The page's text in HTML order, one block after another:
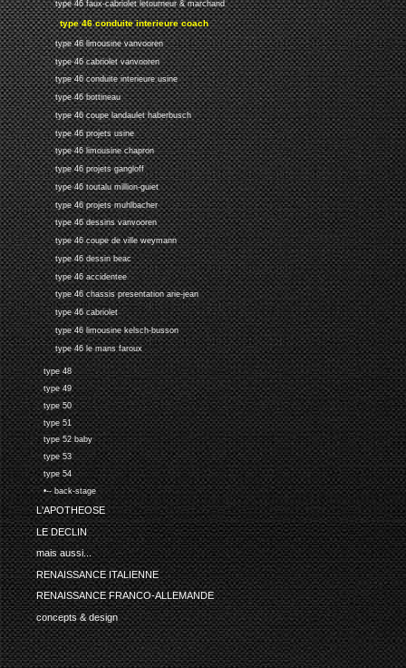
type 46 faux-cabriolet letourneur & marchand
type 46 conduite interieure coach
type 46 limousine vanvooren
type 46 cabriolet vanvooren
type 46 conduite interieure usine
type 46 bottineau
type 46 coupe landaulet haberbusch
type 46 projets usine
type 46 limousine chapron
type 46 projets gangloff
type 46 toutalu million-guiet
type 46 projets muhlbacher
type 46 dessins vanvooren
type 46 coupe de ville weymann
type 46 dessin beac
type 46 accidentee
type 46 chassis presentation arie-jean
type 46 cabriolet
type 46 limousine kelsch-busson
type 46 le mans faroux
type 48
type 49
type 50
type 51
type 52 baby
type 53
type 54
•-- back-stage
L'APOTHEOSE
LE DECLIN
mais aussi...
RENAISSANCE ITALIENNE
RENAISSANCE FRANCO-ALLEMANDE
concepts & design